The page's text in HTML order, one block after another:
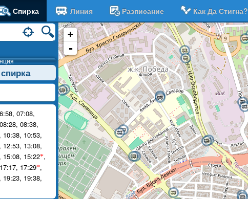
Спирка Линия Разписание Как Да Стигна?
, 07:08,
08:28, 08:38,
10:38, 10:53,
12:53, 13:08,
15:08, 15:22*,
17:17, 17:29*,
19:23, 19:38,
+
-